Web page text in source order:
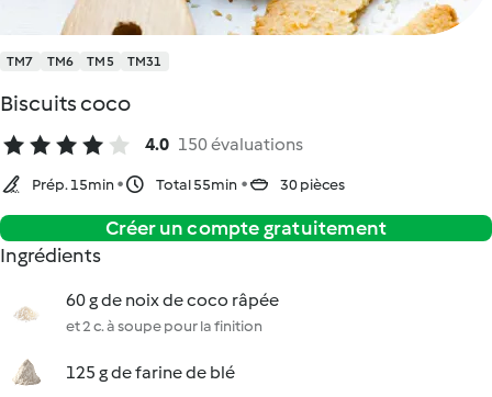
TM7 TM6 TM5 TM31
Biscuits coco
4.0 150 évaluations
Prép. 15min Total 55min 30 pièces
Créer un compte gratuitement
Ingrédients
60 g de noix de coco râpée
et 2 c. à soupe pour la finition
125 g de farine de blé